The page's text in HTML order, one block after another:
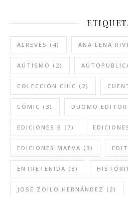
ALREVÉS (4) ANA LENA
AUTISMO (2)
COLECCIÓN CHIC (2)
CÓMIC (3) DUOMO
EDICIONES B (7)
EDICIONES MAEVA (3)
ENTRETENIDA (3)
JOSÉ ZOILO HERNÁNDEZ (2)